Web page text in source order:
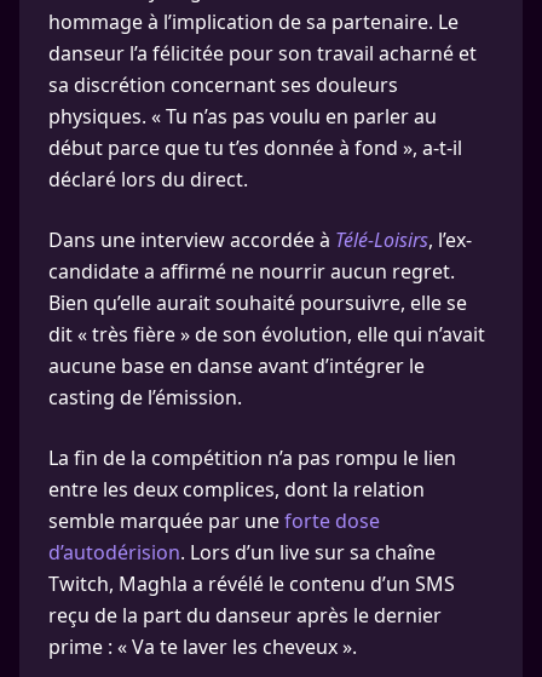
hommage à l’implication de sa partenaire. Le
danseur l’a félicitée pour son travail acharné et
sa discrétion concernant ses douleurs
physiques. « Tu n’as pas voulu en parler au
début parce que tu t’es donnée à fond », a-t-il
déclaré lors du direct.
Dans une interview accordée à Télé-Loisirs, l’ex-
candidate a affirmé ne nourrir aucun regret.
Bien qu’elle aurait souhaité poursuivre, elle se
dit « très fière » de son évolution, elle qui n’avait
aucune base en danse avant d’intégrer le
casting de l’émission.
La fin de la compétition n’a pas rompu le lien
entre les deux complices, dont la relation
semble marquée par uneforte dose
d’autodérision. Lors d’un live sur sa chaîne
Twitch, Maghla a révélé le contenu d’un SMS
reçu de la part du danseur après le dernier
prime : « Va te laver les cheveux ».